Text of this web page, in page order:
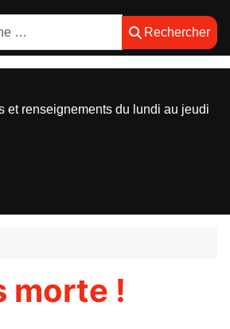
Rechercher
morte !
et renseignements du lundi au jeudi